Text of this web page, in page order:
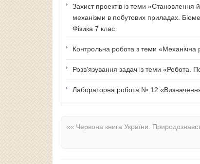
Захист проектів із теми «Становлення
механізми в побутових приладах.
Фізика 7 клас
Контрольна робота з теми «Механічна
Розв’язування задач із теми «Робота.
Лабораторна робота № 12
«« Червона книга України.